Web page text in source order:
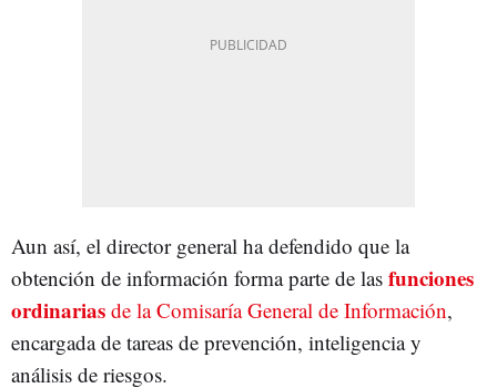
Aun así, el director general ha defendido que la
obtención de información forma parte de las funciones
ordinarias de la Comisaría General de Información,
encargada de tareas de prevención, inteligencia y
análisis de riesgos.